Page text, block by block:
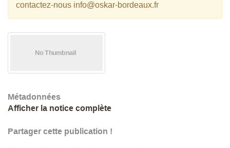
contactez-nous info@oskar-bordeaux.fr
Métadonnées
Afficher la notice complète
Partager cette publication !